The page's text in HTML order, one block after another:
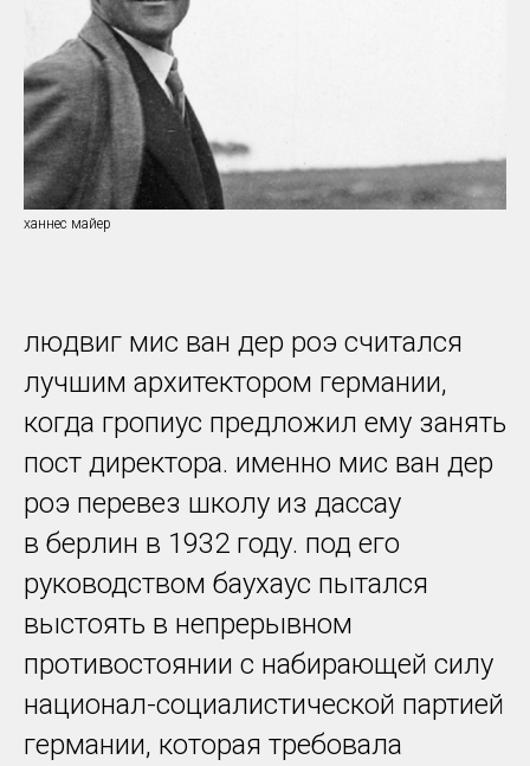
ханнес майер
людвиг мис ван дер роэ считался
лучшим архитектором германии,
когда гропиус предложил ему занять
пост директора. именно мис ван дер
роэ перевез школу из дассау
в берлин в 1932 году. под его
руководством баухаус пытался
выстоять в непрерывном
противостоянии с набирающей силу
национал-социалистической партией
германии, которая требовала